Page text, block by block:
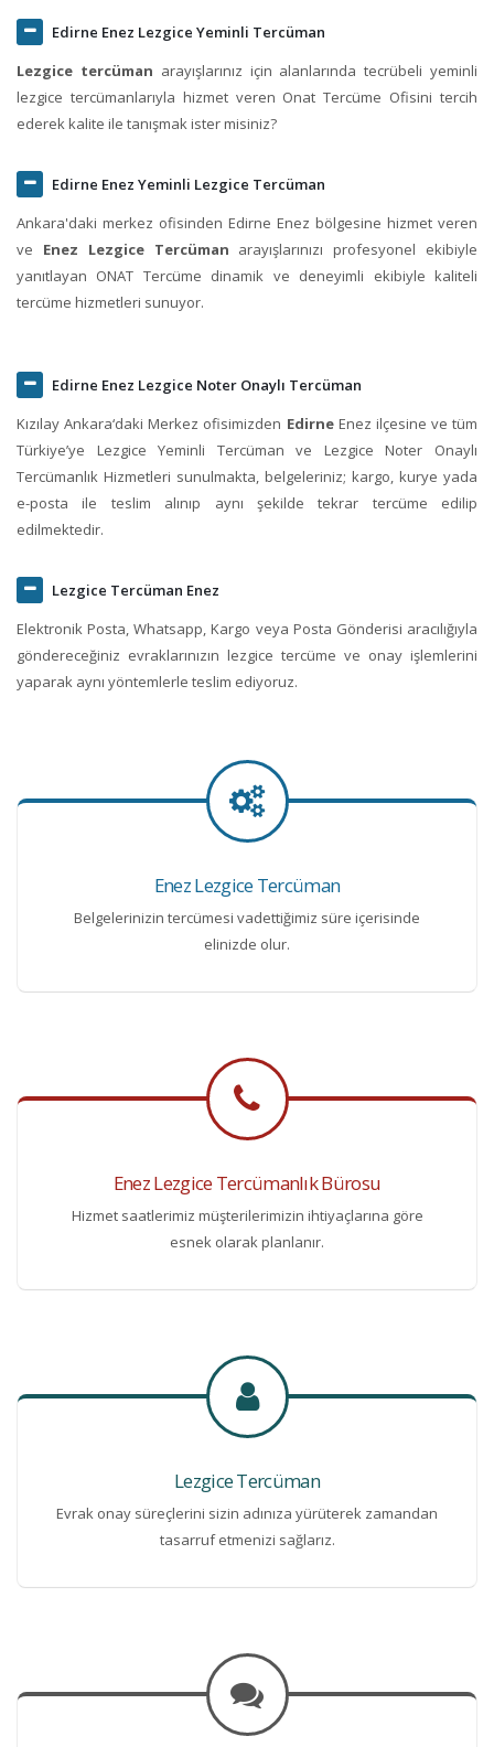
Edirne Enez Lezgice Yeminli Tercüman
Lezgice tercüman arayışlarınız için alanlarında tecrübeli yeminli
lezgice tercümanlarıyla hizmet veren Onat Tercüme Ofisini tercih
ederek kalite ile tanışmak ister misiniz?
Edirne Enez Yeminli Lezgice Tercüman
Ankara'daki merkez ofisinden Edirne Enez bölgesine hizmet veren
ve Enez Lezgice Tercüman arayışlarınızı profesyonel ekibiyle
yanıtlayan ONAT Tercüme dinamik ve deneyimli ekibiyle kaliteli
tercüme hizmetleri sunuyor.
Edirne Enez Lezgice Noter Onaylı Tercüman
Kızılay Ankara‘daki Merkez ofisimizden EdirneEnez ilçesine ve tüm
Türkiye’ye Lezgice Yeminli Tercüman ve Lezgice Noter Onaylı
Tercümanlık Hizmetleri sunulmakta, belgeleriniz; kargo, kurye yada
e-posta ile teslim alınıp aynı şekilde tekrar tercüme edilip
edilmektedir.
Lezgice Tercüman Enez
Elektronik Posta, Whatsapp, Kargo veya Posta Gönderisi aracılığıyla
göndereceğiniz evraklarınızın lezgice tercüme ve onay işlemlerini
yaparak aynı yöntemlerle teslim ediyoruz.
Enez Lezgice Tercüman
Belgelerinizin tercümesi vadettiğimiz süre içerisinde
elinizde olur.
Enez Lezgice Tercümanlık Bürosu
Hizmet saatlerimiz müşterilerimizin ihtiyaçlarına göre
esnek olarak planlanır.
Lezgice Tercüman
Evrak onay süreçlerini sizin adınıza yürüterek zamandan
tasarruf etmenizi sağlarız.